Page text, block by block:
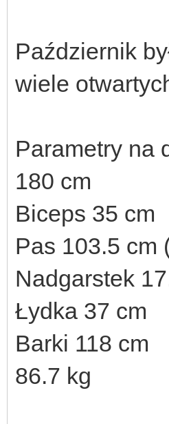
Październik
wiele
Parametry na
180 cm
Biceps 35 cm
Pas 103.5 cm
Nadgarstek
Łydka 37 cm
Barki 118 cm
86.7 kg